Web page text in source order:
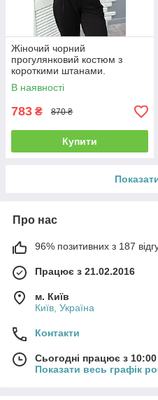
Жіночий чорний
прогулянковий костюм з
короткими штанами.
В наявності
783 ₴ 870 ₴
Купити
Про нас
96% позитивних з 187
Працює з 21.02.2016
м. Київ
Київ, Україна
Контакти
Сьогодні працює з
Показати весь графік